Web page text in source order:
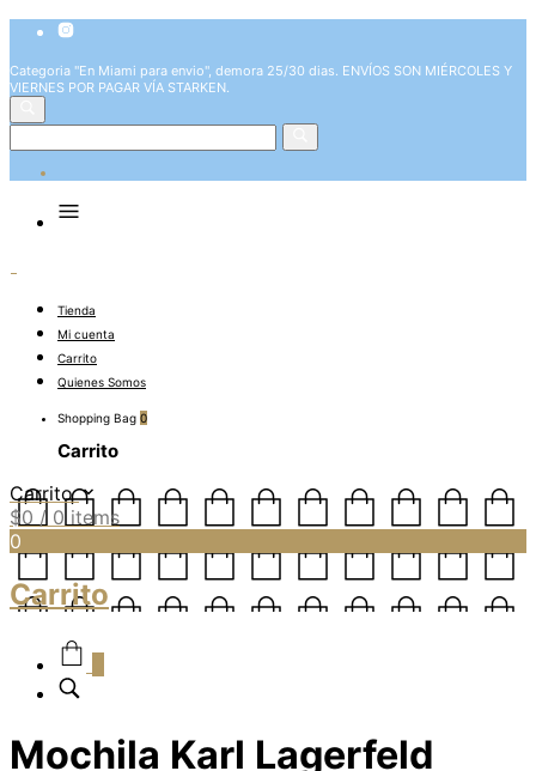
Categoria "En Miami para envio", demora 25/30 dias. ENVÍOS SON MIÉRCOLES Y
VIERNES POR PAGAR VÍA STARKEN.
Tienda
Mi cuenta
Carrito
Quienes Somos
Shopping Bag 0
Carrito
Carrito
$0 / 0 items
0
Carrito
Mochila Karl Lagerfeld